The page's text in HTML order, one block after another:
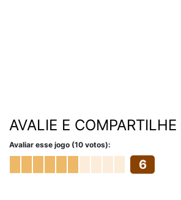
AVALIE E COMPARTILHE
Avaliar esse jogo (10 votos):
6